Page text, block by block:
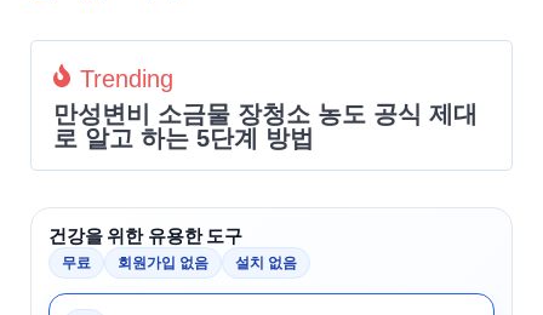
Trending
만성변비 소금물 장청소 농도 공식 제대
로 알고 하는 5단계 방법
건강을 위한 유용한 도구
무료 회원가입 없음 설치 없음